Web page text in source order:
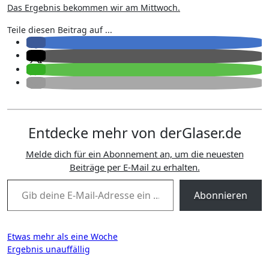
Das Ergebnis bekommen wir am Mittwoch.
Teile diesen Beitrag auf ...
Entdecke mehr von derGlaser.de
Melde dich für ein Abonnement an, um die neuesten
Beiträge per E-Mail zu erhalten.
Gib deine E-Mail-Adresse ein ...
Abonnieren
Beitragsnavigation
Etwas mehr als eine Woche
Ergebnis unauffällig